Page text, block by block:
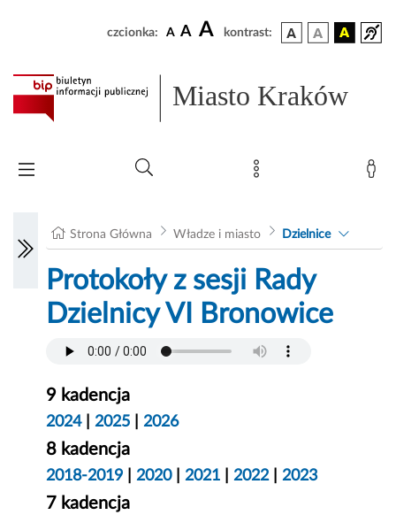
czcionka: A A A kontrast:
Miasto Kraków
Strona Główna Władze i miasto Dzielnice
Protokoły z sesji Rady
Dzielnicy VI Bronowice
9 kadencja
2024|2025 |2026
8 kadencja
2018-2019 |2020|2021 |2022|2023
7 kadencja